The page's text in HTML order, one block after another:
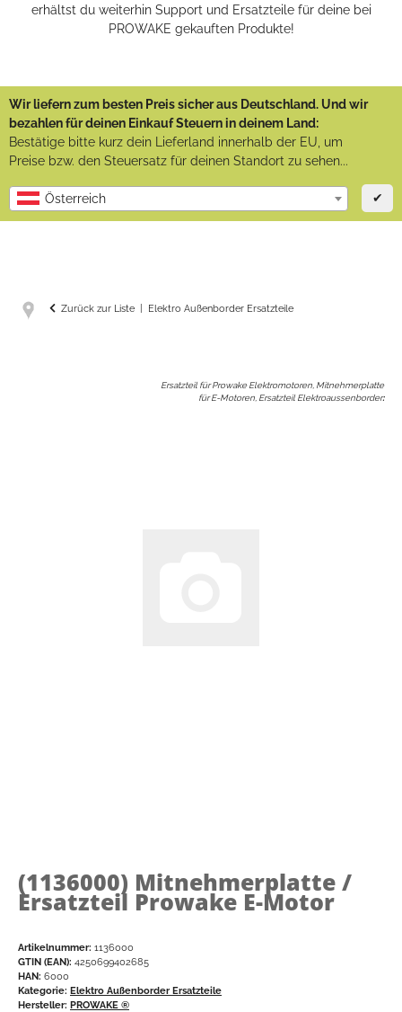
erhältst du weiterhin Support und Ersatzteile für deine bei
PROWAKE gekauften Produkte!
Wir liefern zum besten Preis sicher aus Deutschland. Und wir
bezahlen für deinen Einkauf Steuern in deinem Land:
Bestätige bitte kurz dein Lieferland innerhalb der EU, um
Preise bzw. den Steuersatz für deinen Standort zu sehen...
Österreich ✔
Zurück zur Liste Elektro Außenborder Ersatzteile
Ersatzteil für Prowake Elektromotoren, Mitnehmerplatte
für E-Motoren, Ersatzteil Elektroaussenborder:
(1136000) Mitnehmerplatte /
Ersatzteil Prowake E-Motor
Artikelnummer: 1136000
GTIN (EAN): 4250699402685
HAN: 6000
Kategorie: Elektro Außenborder Ersatzteile
Hersteller: PROWAKE ®